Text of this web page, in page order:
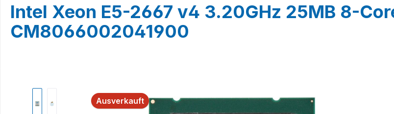
Intel Xeon E5-2667 v4 3.20GHz 25MB 8-
CM8066002041900
Bildergalerie überspringen
Ausverkauft